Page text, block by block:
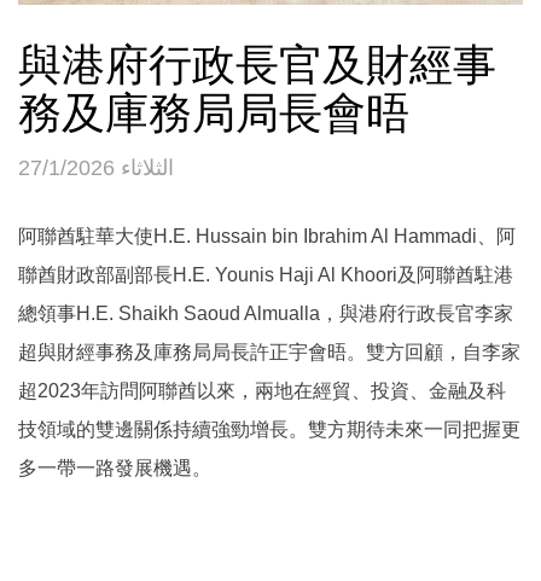
與港府行政長官及財經事
務及庫務局局長會晤
الثلاثاء 27/1/2026
阿聯酋駐華大使H.E. Hussain bin Ibrahim Al Hammadi、阿
聯酋財政部副部長H.E. Younis Haji Al Khoori及阿聯酋駐港
總領事H.E. Shaikh Saoud Almualla，與港府行政長官李家
超與財經事務及庫務局局長許正宇會晤。雙方回顧，自李家
超2023年訪問阿聯酋以來，兩地在經貿、投資、金融及科
技領域的雙邊關係持續強勁增長。雙方期待未來一同把握更
多一帶一路發展機遇。